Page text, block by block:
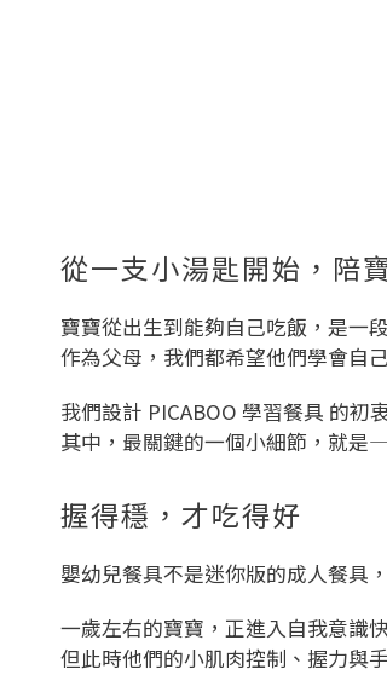
從一支小湯匙開始，陪
寶寶從出生到能夠自己吃飯，是一
作為父母，我們都希望他們學會自
我們設計 PICABOO 學習餐具 的
其中，最關鍵的一個小細節，就
握得穩，才吃得好
嬰幼兒餐具不是迷你版的成人餐具
一歲左右的寶寶，正進入自我意識
但此時他們的小肌肉控制、握力與